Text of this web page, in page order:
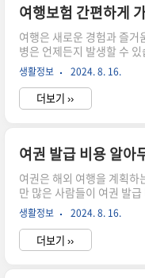
되어 있어 일정이 간편해집
약하면 더 저렴한 가격으
을 수 있습니다. 셋째, 전문
여행보험 간편하게
여행은 새로운 경험과 즐거
병은 언제든지 발생할 수
바로 여행보험입니다. 여행
시 고려해야 할 요소들에 대
다. 여행보험의 필요성 여
소 중 하나가 여행보험입니
병으로 병원에 가야 할 경우
습니다. 이러한 상황에서
될 수 있습니다. 여행 중의
생활정보 2024. 8. 16.
더보기 ››
여권 발급 비용 알아
여권은 해외 여행을 계획하
만 많은 사람들이 여권 발
출을 하곤 합니다. 이번 포
에 대해 자세히 알아보겠습
신하고자 하는 분들께 유용
요! 여권 발급 비용, 어떤
생활정보 2024. 8. 16.
더보기 ››